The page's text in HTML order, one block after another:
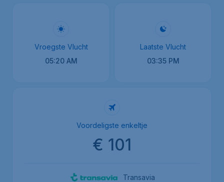
Vroegste Vlucht
05:20 AM
Laatste Vlucht
03:35 PM
Voordeligste enkeltje
€ 101
Transavia